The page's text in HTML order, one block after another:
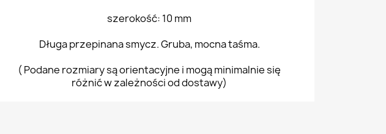
szerokość: 10 mm
Długa przepinana smycz. Gruba, mocna taśma.
( Podane rozmiary są orientacyjne i mogą minimalnie się
różnić w zależności od dostawy)